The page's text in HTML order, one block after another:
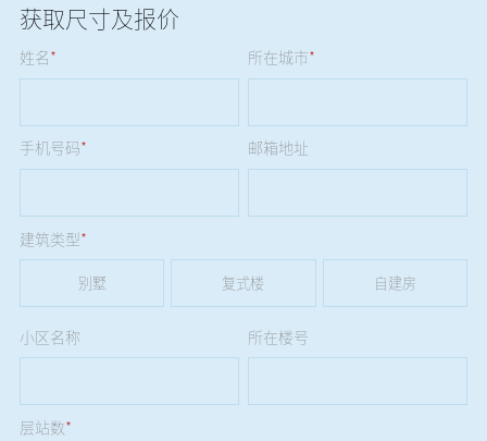
获取尺寸及报价
姓名* 所在城市*
手机号码* 邮箱地址
建筑类型*
别墅 复式楼 自建房
小区名称 所在楼号
层站数*